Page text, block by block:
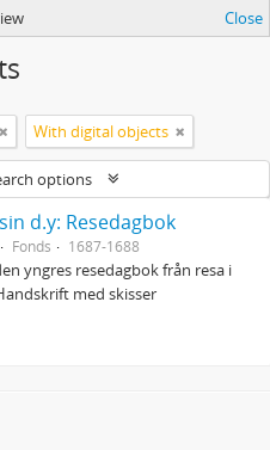
Close
With digital objects
options
d.y: Resedagbok
Fonds 1687-1688
yngres resedagbok från resa i
med skisser